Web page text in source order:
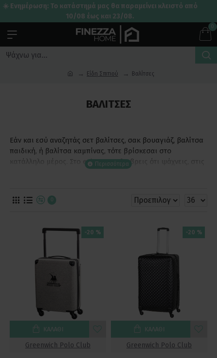
☀️ Ενημέρωση: Το κατάστημά μας θα παραμείνει κλειστό από
10/08 έως και 23/08.
0
Είδη Σπιτιού Βαλίτσες
ΒΑΛΊΤΣΕΣ
Εάν και εσύ αναζητάς σετ βαλίτσες, σακ βουαγιάζ, βαλίτσα
παιδική, ή βαλίτσα καμπίνας, τότε βρίσκεσαι στο
κατάλληλο μέρος. Στο eshop μας θα βρεις ότι ψάχνεις, στις
0
-20 %
Greenwich Polo Club
ΚΑΛΆΘΙ
-20 %
Greenwich Polo Club
ΚΑΛΆΘΙ